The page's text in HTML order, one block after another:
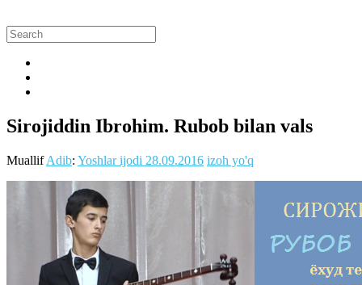
Sirojiddin Ibrohim. Rubob bilan vals
MuallifAdib: Yoshlar ijodi 28.09.2016 izoh yo'q